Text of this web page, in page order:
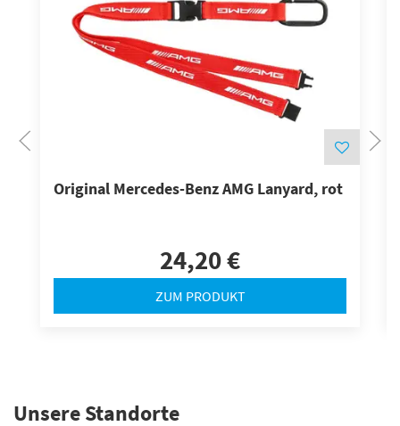
Original Mercedes-Benz AMG Lanyard, rot
24,20 €
ZUM PRODUKT
Unsere Standorte